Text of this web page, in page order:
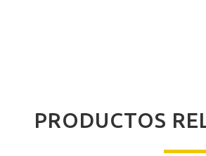
PRODUCTOS